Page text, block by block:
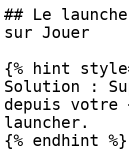
## Le
sur Jouer
{% hint
Solution :
depuis votre
launcher.
{% endhint %}